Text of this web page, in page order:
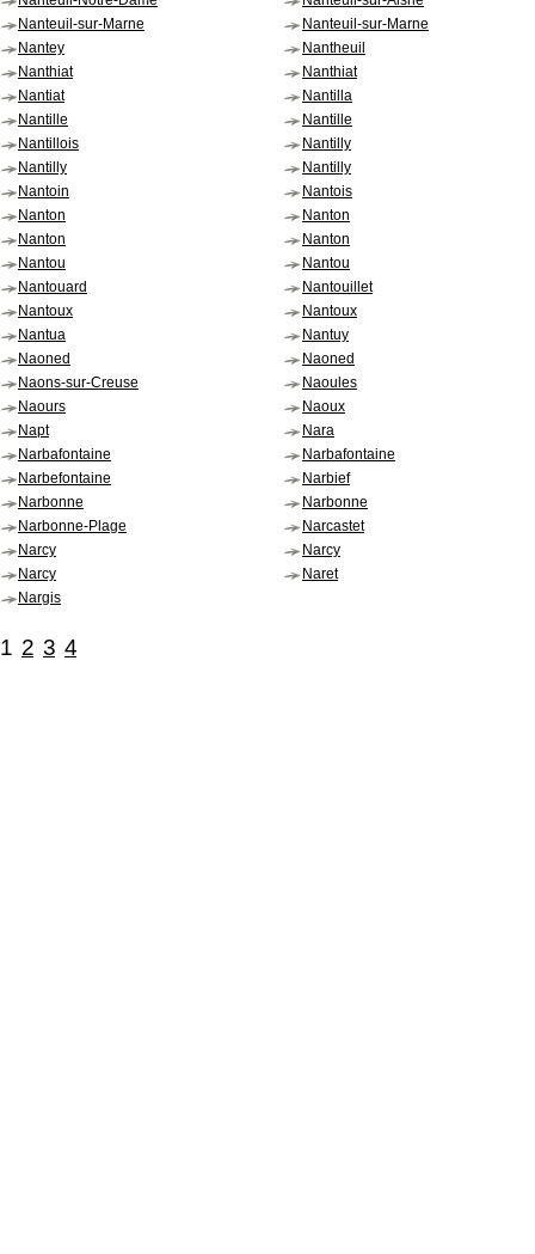
Nanteuil-sur-Marne
Nanteuil-sur-Marne
Nantey
Nantheuil
Nanthiat
Nanthiat
Nantiat
Nantilla
Nantille
Nantille
Nantillois
Nantilly
Nantilly
Nantilly
Nantoin
Nantois
Nanton
Nanton
Nanton
Nanton
Nantou
Nantou
Nantouard
Nantouillet
Nantoux
Nantoux
Nantua
Nantuy
Naoned
Naoned
Naons-sur-Creuse
Naoules
Naours
Naoux
Napt
Nara
Narbafontaine
Narbafontaine
Narbefontaine
Narbief
Narbonne
Narbonne
Narbonne-Plage
Narcastet
Narcy
Narcy
Narcy
Naret
Nargis
1 2 3 4